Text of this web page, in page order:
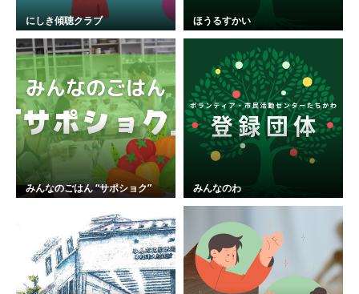
にしき傾聴クラブ ほうるすかい
みんなのごはん “サポショク” みんなのわ